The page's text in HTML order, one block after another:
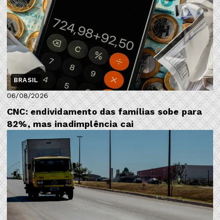
BRASIL
06/08/2026
CNC: endividamento das famílias sobe para
82%, mas inadimplência cai